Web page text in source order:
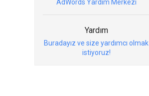
AdWords Yardım Merkezi
Yardım
Buradayız ve size yardımcı olmak
istiyoruz!